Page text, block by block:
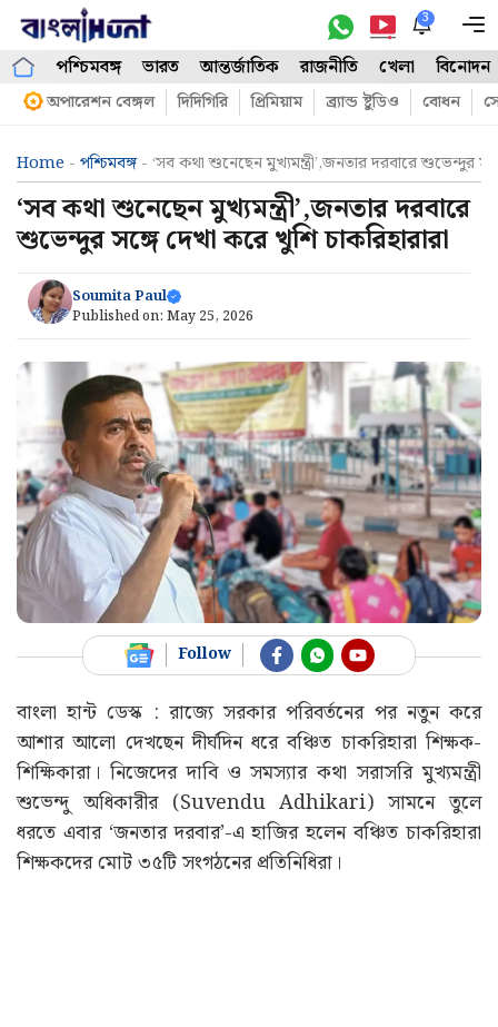
Skip
content
3
পশ্চিমবঙ্গ ভারত আন্তর্জাতিক রাজনীতি খেলা বিনোদন
অপারেশন বেঙ্গল দিদিগিরি প্রিমিয়াম ব্র্যান্ড ষ্টুডিও বোধন
Home - পশ্চিমবঙ্গ- ‘সব কথা শুনেছেন মুখ্যমন্ত্রী’,জনতার দরবারে শুভেন্দুর
‘সব কথা শুনেছেন মুখ্যমন্ত্রী’,জনতার দরবারে
শুভেন্দুর সঙ্গে দেখা করে খুশি চাকরিহারারা
Soumita Paul
Published on: May 25, 2026
Follow
বাংলা হান্ট ডেস্ক : রাজ্যে সরকার পরিবর্তনের পর নতুন করে
আশার আলো দেখছেন দীর্ঘদিন ধরে বঞ্চিত চাকরিহারা শিক্ষক-
শিক্ষিকারা। নিজেদের দাবি ও সমস্যার কথা সরাসরি মুখ্যমন্ত্রী
শুভেন্দু অধিকারীর (Suvendu Adhikari) সামনে তুলে
ধরতে এবার ‘জনতার দরবার’-এ হাজির হলেন বঞ্চিত চাকরিহারা
শিক্ষকদের মোট ৩৫টি সংগঠনের প্রতিনিধিরা।